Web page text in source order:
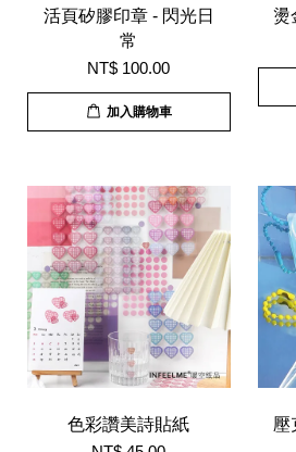
活頁矽膠印章 - 閃光日
常
NT$ 100.00
加入購物車
燙
色彩讚美詩貼紙 壓